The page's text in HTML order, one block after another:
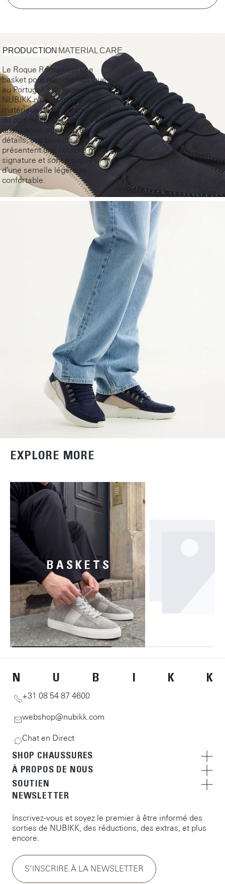
PRODUCTION MATERIALCARE
Le Roque Roman est une
basket pour homme fabriquée
au Portugal. Les experts de
NUBIKK n'utilisent que des
matériaux de haute qualité, ici
du cuir de veau. Conçues avec
une grande attention aux
détails, ces baskets
présentent une couture mock
signature et sont équipées
d'une semelle légère et
confortable.
EXPLORE MORE
BASKETS
N U B I K K
+31 08 54 87 4600
webshop@nubikk.com
Chat en Direct
SHOP CHAUSSURES
À PROPOS DE NOUS
SOUTIEN
NEWSLETTER
Inscrivez-vous et soyez le premier à être informé des
sorties de NUBIKK, des réductions, des extras, et plus
encore.
S’INSCRIRE À LA NEWSLETTER